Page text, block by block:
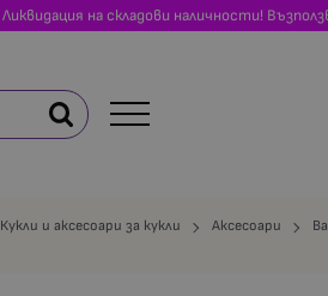
Ликвидация на складови наличности!
Кукли и аксесоари за кукли Аксесоари